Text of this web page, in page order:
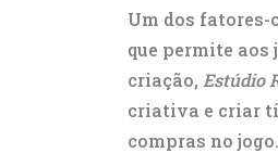
Um dos fatores-
que permite aos
criação, Estúdio
criativa e criar
compras no